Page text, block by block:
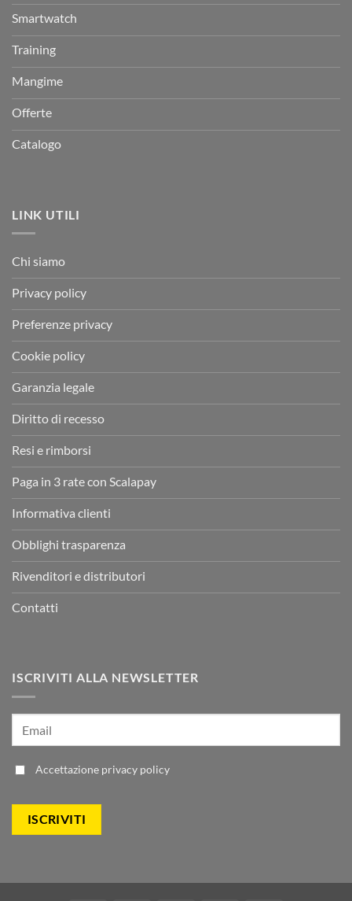
Smartwatch
Training
Mangime
Offerte
Catalogo
LINK UTILI
Chi siamo
Privacy policy
Preferenze privacy
Cookie policy
Garanzia legale
Diritto di recesso
Resi e rimborsi
Paga in 3 rate con Scalapay
Informativa clienti
Obblighi trasparenza
Rivenditori e distributori
Contatti
ISCRIVITI ALLA NEWSLETTER
Accettazione privacy policy